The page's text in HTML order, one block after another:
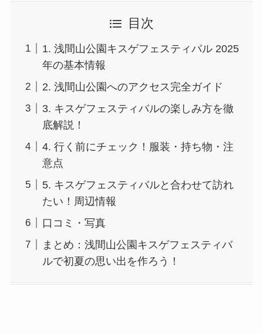
目次
1. 浅間山公園キスゲフェスティバル 2025
年の基本情報
2. 浅間山公園へのアクセス完全ガイド
3. キスゲフェスティバルの楽しみ方を徹
底解説！
4. 行く前にチェック！服装・持ち物・注
意点
5. キスゲフェスティバルと合わせて訪れ
たい！周辺情報
口コミ・写真
まとめ：浅間山公園キスゲフェスティバ
ルで初夏の思い出を作ろう！